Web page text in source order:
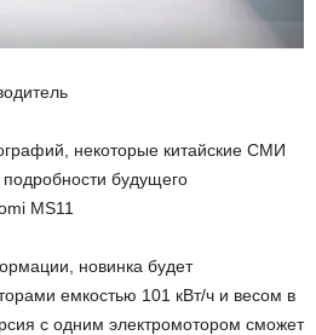
некоторые китайские СМИ
подробности будущего
MS11
новинка будет
емкостью 101 кВт/ч и весом в
с одним электромотором сможет